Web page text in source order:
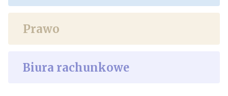
Prawo
Biura rachunkowe